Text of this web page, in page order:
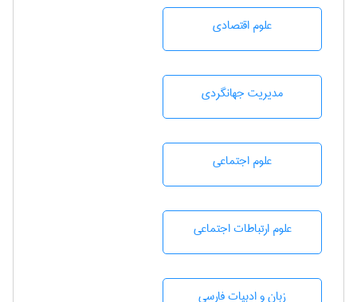
علوم اقتصادی
مديريت جهانگردی
علوم اجتماعی
علوم ارتباطات اجتماعی
زبان و ادبيات فارسی